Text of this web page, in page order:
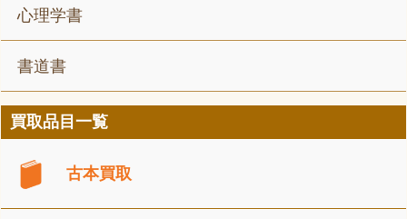
心理学書
書道書
買取品目一覧
古本買取